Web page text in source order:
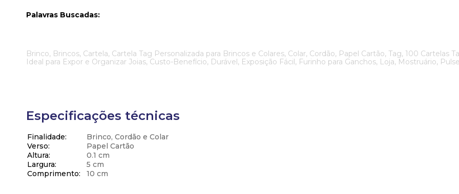
Palavras Buscadas:
Brinco, Brincos, Cartela, Cartela Tag Personalizada para Brincos e Colares, Colar, Cordão, Papel Cartão, Tag, 100 Cartelas
Ideal para Expor e Organizar Joias, Custo-Benefício, Durável, Exposição Fácil, Furinho para Ganchos, Loja, Mostruário,
Especificações técnicas
Finalidade
Brinco, Cordão e Colar
Verso
Papel Cartão
Altura
0.1 cm
Largura
5 cm
Comprimento
10 cm